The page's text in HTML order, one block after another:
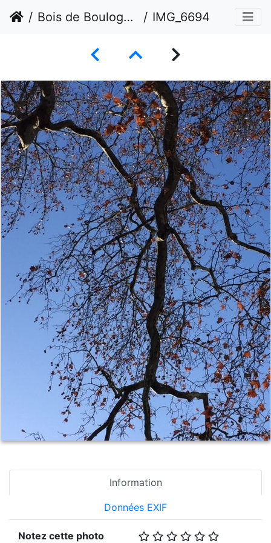
Bois de Boulogne et Parc de Bagatelle IMG_6694
Information
Données EXIF
Notez cette photo